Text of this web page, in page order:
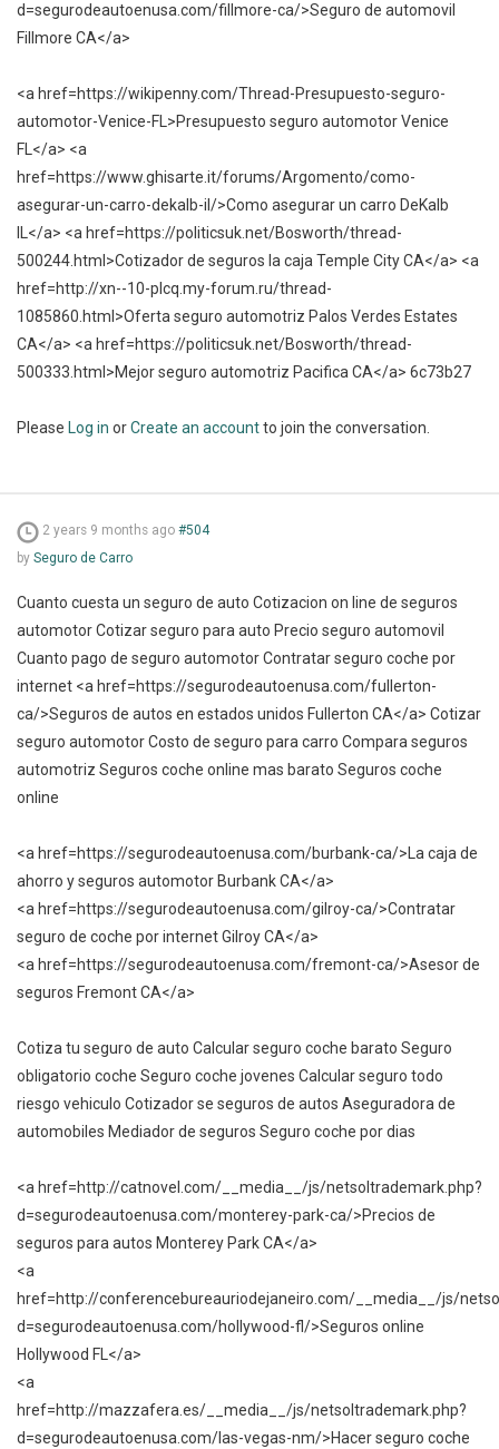
d=segurodeautoenusa.com/fillmore-ca/>Seguro de automovil
Fillmore CA</a>
<a href=https://wikipenny.com/Thread-Presupuesto-seguro-
automotor-Venice-FL>Presupuesto seguro automotor Venice
FL</a> <a
href=https://www.ghisarte.it/forums/Argomento/como-
asegurar-un-carro-dekalb-il/>Como asegurar un carro DeKalb
IL</a> <a href=https://politicsuk.net/Bosworth/thread-
500244.html>Cotizador de seguros la caja Temple City CA</a> <a
href=http://xn--10-plcq.my-forum.ru/thread-
1085860.html>Oferta seguro automotriz Palos Verdes Estates
CA</a> <a href=https://politicsuk.net/Bosworth/thread-
500333.html>Mejor seguro automotriz Pacifica CA</a> 6c73b27
Please Log in orCreate an accountto join the conversation.
2 years 9 months ago #504
by Seguro de Carro
Cuanto cuesta un seguro de auto Cotizacion on line de seguros
automotor Cotizar seguro para auto Precio seguro automovil
Cuanto pago de seguro automotor Contratar seguro coche por
internet <a href=https://segurodeautoenusa.com/fullerton-
ca/>Seguros de autos en estados unidos Fullerton CA</a> Cotizar
seguro automotor Costo de seguro para carro Compara seguros
automotriz Seguros coche online mas barato Seguros coche
online
<a href=https://segurodeautoenusa.com/burbank-ca/>La caja de
ahorro y seguros automotor Burbank CA</a>
<a href=https://segurodeautoenusa.com/gilroy-ca/>Contratar
seguro de coche por internet Gilroy CA</a>
<a href=https://segurodeautoenusa.com/fremont-ca/>Asesor de
seguros Fremont CA</a>
Cotiza tu seguro de auto Calcular seguro coche barato Seguro
obligatorio coche Seguro coche jovenes Calcular seguro todo
riesgo vehiculo Cotizador se seguros de autos Aseguradora de
automobiles Mediador de seguros Seguro coche por dias
<a href=http://catnovel.com/__media__/js/netsoltrademark.php?
d=segurodeautoenusa.com/monterey-park-ca/>Precios de
seguros para autos Monterey Park CA</a>
<a
href=http://conferencebureauriodejaneiro.com/__media__/js/
d=segurodeautoenusa.com/hollywood-fl/>Seguros online
Hollywood FL</a>
<a
href=http://mazzafera.es/__media__/js/netsoltrademark.php?
d=segurodeautoenusa.com/las-vegas-nm/>Hacer seguro coche